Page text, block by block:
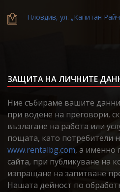
Пловдив, ул. „Капитан
ЗАЩИТА НА ЛИЧНИТЕ
Ние събираме вашите
при водене на преговори,
възлагане на работа или
пощата, като потребители
www.rentalbg.com, а именно
сайта, при публикуване на
изпращане на запитване
Нашата дейност по